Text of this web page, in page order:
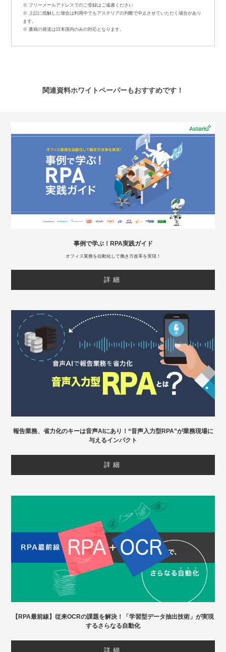
※ フリーメールアドレスでのご登録はご遠慮ください
※ 上記に抵触した場合は利用中でもアステリアの判断で中止させていただく場合があり
ます。
※ 書籍の発送は日本国内のみの対応となります。
関連資料ホワイトペーパーもおすすめです！
事例で学ぶ！RPA実践ガイド
オフィス業務を自動化して働き方改革を実現！
詳細
報告業務、省力化のキーは音声AIにあり！“音声入力型RPA”が業務現場に
与えるインパクト
詳細
【RPA最前線】従来OCRの課題を解決！「学習型データ抽出技術」が実現
するさらなる自動化
詳細